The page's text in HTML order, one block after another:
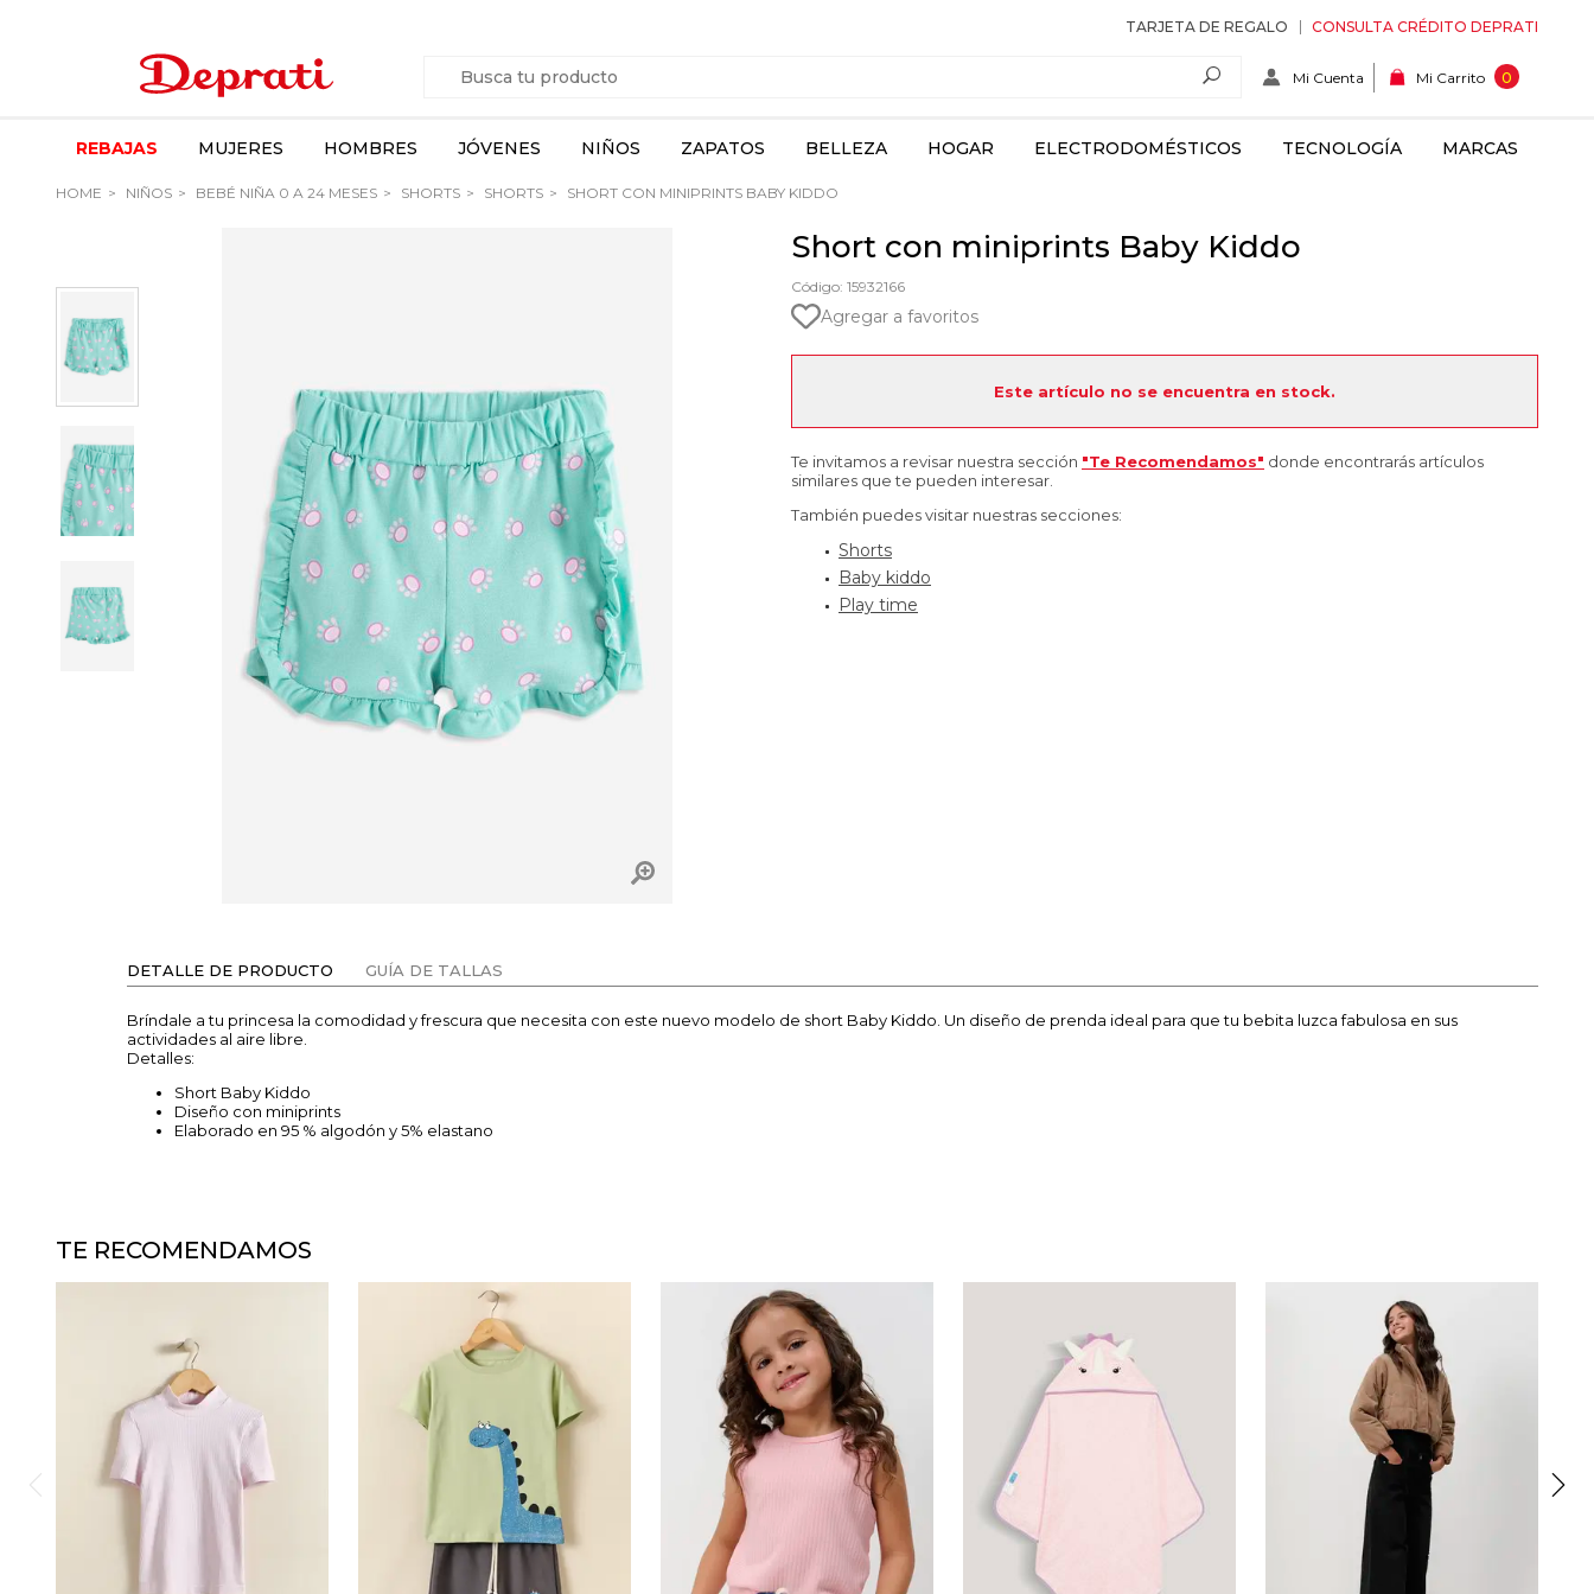
TARJETA DE REGALO CONSULTA CRÉDITO DEPRATI
Mi Cuenta Mi Carrito 0
REBAJAS MUJERES HOMBRES JÓVENES NIÑOS ZAPATOS BELLEZA HOGAR ELECTRODOMÉSTICOS TECNOLOGÍA MARCAS
HOME NIÑOS BEBÉ NIÑA 0 A 24 MESES SHORTS SHORTS SHORT CON MINIPRINTS BABY KIDDO
Short con miniprints Baby Kiddo
Código: 15932166
Agregar a favoritos
Este artículo no se encuentra en stock.
Te invitamos a revisar nuestra sección "Te Recomendamos" donde encontrarás artículos
similares que te pueden interesar.
También puedes visitar nuestras secciones:
Shorts
Baby kiddo
Play time
DETALLE DE PRODUCTO GUÍA DE TALLAS
Bríndale a tu princesa la comodidad y frescura que necesita con este nuevo modelo de short Baby Kiddo. Un diseño de prenda ideal para que tu bebita luzca fabulosa en sus
actividades al aire libre.
Detalles:
Short Baby Kiddo
Diseño con miniprints
Elaborado en 95 % algodón y 5% elastano
TE RECOMENDAMOS